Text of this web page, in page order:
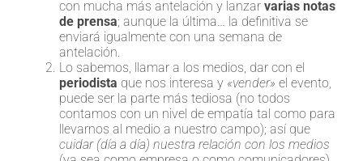
con mucha más antelación y lanzar varias notas
de prensa; aunque la última… la definitiva se
enviará igualmente con una semana de
antelación.
Lo sabemos, llamar a los medios, dar con el
periodista que nos interesa y «vender» el evento,
puede ser la parte más tediosa (no todos
contamos con un nivel de empatía tal como para
llevarnos al medio a nuestro campo); así que
cuidar (día a día) nuestra relación con los medios